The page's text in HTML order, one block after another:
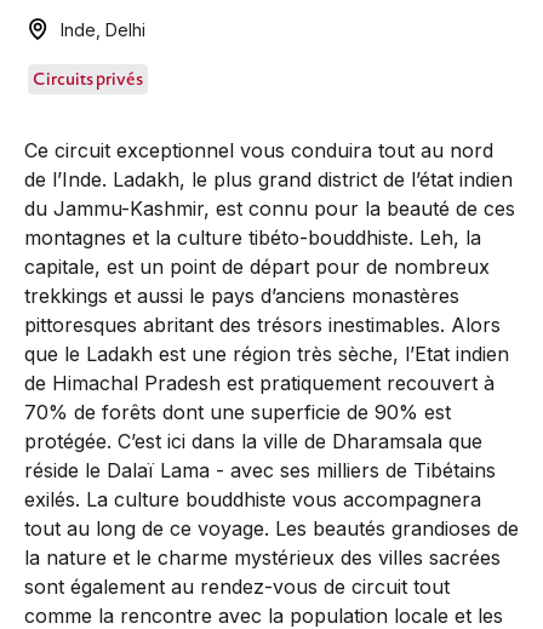
Inde ,Delhi
Circuits privés
Ce circuit exceptionnel vous conduira tout au nord
de l’Inde. Ladakh, le plus grand district de l’état ­indien
du Jammu-Kashmir, est connu pour la beauté de ces
montagnes et la culture tibéto-bouddhiste. Leh, la
capitale, est un point de départ pour de nombreux
trekkings et aussi le pays d’anciens monastères
pittoresques abritant des trésors inestimables. Alors
que le Ladakh est une région très sèche, l’Etat indien
de Himachal Pradesh est pratiquement recouvert à
70% de forêts dont une superficie de 90% est
protégée. C’est ici dans la ville de Dharamsala que
réside le Dalaï Lama - avec ses milliers de Tibétains
exilés. La culture bouddhiste vous accompagnera
tout au long de ce voyage. Les beautés grandioses de
la nature et le charme mystérieux des villes sacrées
sont également au rendez-vous de circuit tout
comme la rencontre avec la ­population locale et les